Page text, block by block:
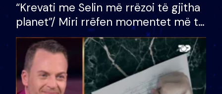
“Krevati me Selin më rrëzoi të gjitha
planet”/ Miri rrëfen momentet më të
bukura në shtëpinë e BB VIP: Do më
mungojë zilja e mëngjesit kur…